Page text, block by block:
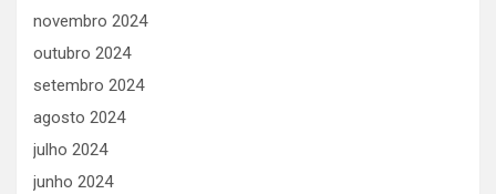
novembro 2024
outubro 2024
setembro 2024
agosto 2024
julho 2024
junho 2024